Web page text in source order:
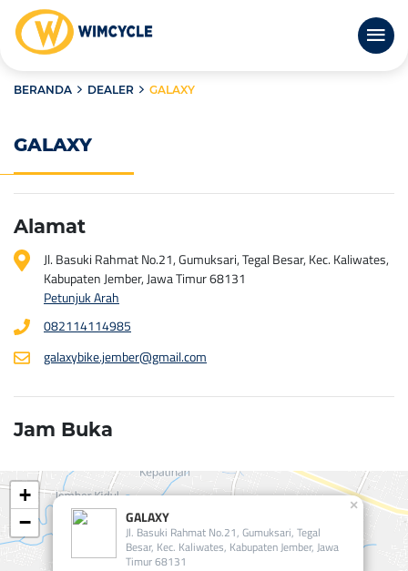
BERANDA DEALER GALAXY
GALAXY
Alamat
Jl. Basuki Rahmat No.21, Gumuksari, Tegal Besar, Kec. Kaliwates,
Kabupaten Jember, Jawa Timur 68131
Petunjuk Arah
082114114985
galaxybike.jember@gmail.com
Jam Buka
GALAXY
Jl. Basuki Rahmat No.21, Gumuksari, Tegal
Besar, Kec. Kaliwates, Kabupaten Jember, Jawa
Timur 68131
×
+
−